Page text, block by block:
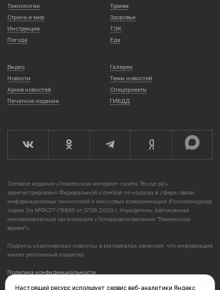
Технологии
Туризм
Страна и мир
Здоровье
Инструкция
ТЭК
Погода
Еда
Видео
Галереи
Новости
Темы новостей
Архив новостей
Спецпроекты
Печатное издание
ГИБДД
Сетевое издание «Тюменская интернет-газета "Вслух.ру"»
зарегистрировано Федеральной службой по надзору в сфере связи,
информационных технологий и массовых коммуникаций (Роскомнадзор),
серия Эл №ФС77-78856 от 07.08.2020 г. Учредитель: Автономная
некоммерческая организация «Телерадиокомпания "Тюменское
время"».
Подпись «партнерская новость» в материалах означает, что информация
имеет рекламный характер.
Политика конфиденциальности
Настоящий ресурс использует сервис веб-аналитики Яндекс